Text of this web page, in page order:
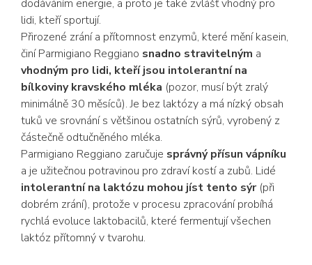
dodáváním energie, a proto je také zvlášť vhodný pro
lidi, kteří sportují.
Přirozené zrání a přítomnost enzymů, které mění kasein,
činí Parmigiano Reggiano snadno stravitelným a
vhodným pro lidi, kteří jsou intolerantní na
bílkoviny kravského mléka (pozor, musí být zralý
minimálně 30 měsíců). Je bez laktózy a má nízký obsah
tuků ve srovnání s většinou ostatních sýrů, vyrobený z
částečně odtučněného mléka.
Parmigiano Reggiano zaručuje správný přísun vápníku
a je užitečnou potravinou pro zdraví kostí a zubů. Lidé
intolerantní na laktózu mohou jíst tento sýr (při
dobrém zrání), protože v procesu zpracování probíhá
rychlá evoluce laktobacilů, které fermentují všechen
laktóz přítomný v tvarohu.